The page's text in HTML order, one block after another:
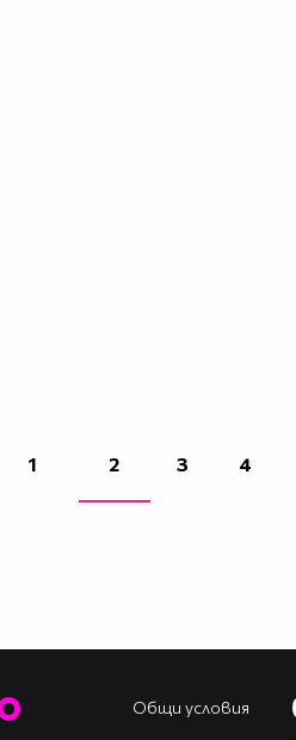
1 2 3 4
Общи условия